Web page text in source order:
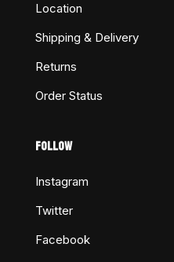
Location
Shipping & Delivery
Returns
Order Status
FOLLOW
Instagram
Twitter
Facebook